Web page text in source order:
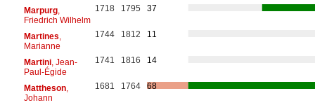
Marpurg,
Friedrich Wilhelm
1718 1795 37
Martines
Marianne
1744 1812 11
Martini, Jean-
Paul-Égide
1741 1816 14
Mattheson,
Johann
1681 1764 68